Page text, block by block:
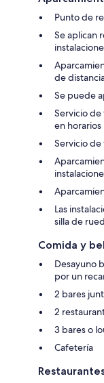
Punto de
Se aplican
de
Se puede
Servicio
en
Servicio de
Las
silla de
Comida y
Desayuno
por un
2 bares
2
3 bares o
Cafetería